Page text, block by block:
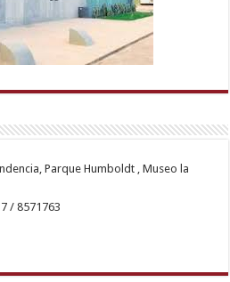
Parque Humboldt , Museo la
/ 8571763